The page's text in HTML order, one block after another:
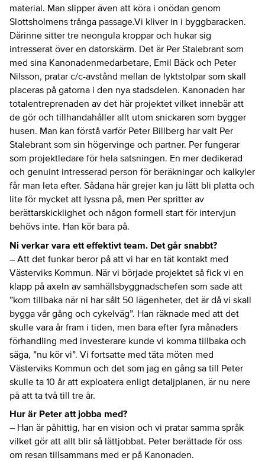
material. Man slipper även att köra i onödan genom
Slottsholmens trånga passage.Vi kliver in i byggbaracken.
Därinne sitter tre neongula kroppar och hukar sig
intresserat över en datorskärm. Det är Per Stalebrant som
med sina Kanonadenmedarbetare, Emil Bäck och Peter
Nilsson, pratar c/c-avstånd mellan de lyktstolpar som skall
placeras på gatorna i den nya stadsdelen. Kanonaden har
totalentreprenaden av det här projektet vilket innebär att
de gör och tillhandahåller allt utom snickaren som bygger
husen. Man kan förstå varför Peter Billberg har valt Per
Stalebrant som sin högervinge och partner. Per fungerar
som projektledare för hela satsningen. En mer dedikerad
och genuint intresserad person för beräkningar och kalkyler
får man leta efter. Sådana här grejer kan ju lätt bli platta och
lite för mycket att lyssna på, men Per spritter av
berättarskicklighet och någon formell start för intervjun
behövs inte. Han kör bara på.
Ni verkar vara ett effektivt team. Det går snabbt?
– Att det funkar beror på att vi har en tät kontakt med
Västerviks Kommun. När vi började projektet så fick vi en
klapp på axeln av samhällsbyggnadschefen som sade att
”kom tillbaka när ni har sålt 50 lägenheter, det är då vi skall
bygga vår gång och cykelväg”. Han räknade med att det
skulle vara år fram i tiden, men bara efter fyra månaders
förhandling med investerare kunde vi komma tillbaka och
säga, ”nu kör vi”. Vi fortsatte med täta möten med
Västerviks Kommun och det som jag en gång sa till Peter
skulle ta 10 år att exploatera enligt detaljplanen, är nu nere
på att ta två till tre år.
Hur är Peter att jobba med?
– Han är påhittig, har en vision och vi pratar samma språk
vilket gör att allt blir så lättjobbat. Peter berättade för oss
om resan tillsammans med er på Kanonaden.